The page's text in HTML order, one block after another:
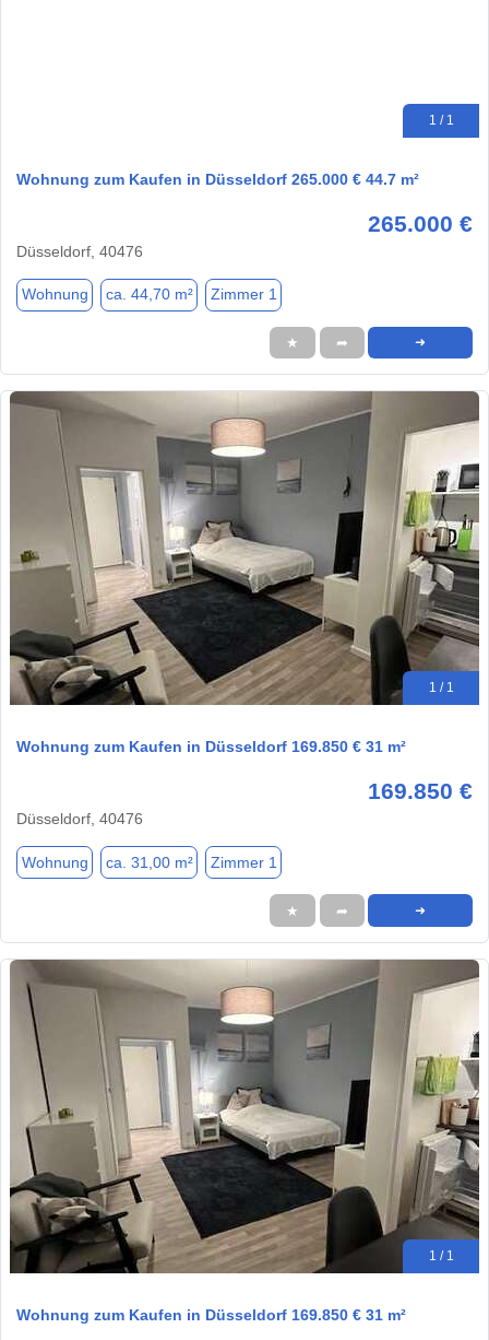
1 / 1
Wohnung zum Kaufen in Düsseldorf 265.000 € 44.7 m²
265.000 €
Düsseldorf, 40476
Wohnung ca. 44,70 m² Zimmer 1
★ ➦ ➜
1 / 1
Wohnung zum Kaufen in Düsseldorf 169.850 € 31 m²
169.850 €
Düsseldorf, 40476
Wohnung ca. 31,00 m² Zimmer 1
★ ➦ ➜
1 / 1
Wohnung zum Kaufen in Düsseldorf 169.850 € 31 m²